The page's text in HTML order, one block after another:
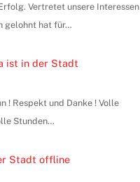
Vertretet unsere Interessen
gelohnt hat für…
ist in der Stadt
! Respekt und Danke ! Volle
Stunden…
Stadt offline